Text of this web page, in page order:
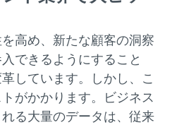
高め、新たな顧客の洞察
できるようにすること
しています。しかし、こ
がかかります。ビジネス
る大量のデータは、従来